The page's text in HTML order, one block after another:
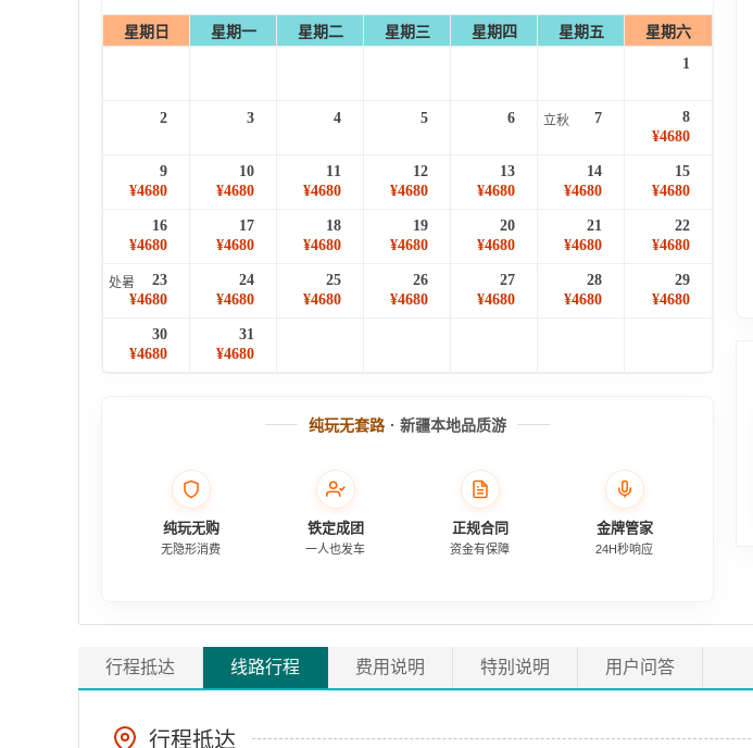
星期日 星期一 星期二 星期三 星期四 星期五 星期六
1
2 3 4 5 6 立秋 7
8
¥4680
9
¥4680
10
¥4680
11
¥4680
12
¥4680
13
¥4680
14
¥4680
15
¥4680
16
¥4680
17
¥4680
18
¥4680
19
¥4680
20
¥4680
21
¥4680
22
¥4680
处暑
23
¥4680
24
¥4680
25
¥4680
26
¥4680
27
¥4680
28
¥4680
29
¥4680
30
¥4680
31
¥4680
纯玩无套路 · 新疆本地品质游
纯玩无购
无隐形消费
铁定成团
一人也发车
正规合同
资金有保障
金牌管家
24H秒响应
行程抵达 线路行程 费用说明 特别说明 用户问答
行程抵达